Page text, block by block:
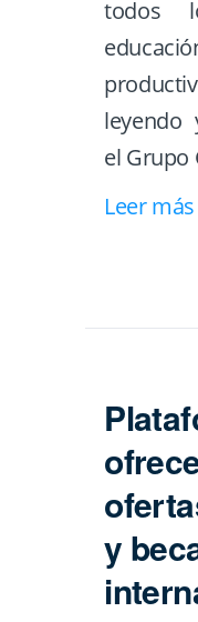
todos
leyendo
el Grupo
Leer más
y